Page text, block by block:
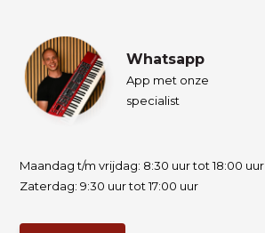
Whatsapp
App met onze
specialist
Maandag t/m vrijdag: 8:30 uur tot 18:00 uur
Zaterdag: 9:30 uur tot 17:00 uur